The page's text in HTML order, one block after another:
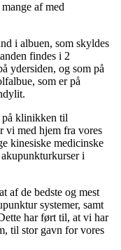
af med
i albuen, som skyldes
findes i 2
ydersiden, og som på
som er på
på klinikken til
vi med hjem fra vores
kinesiske medicinske
i
af de bedste og mest
systemer, samt
har ført til, at vi har
til stor gavn for vores